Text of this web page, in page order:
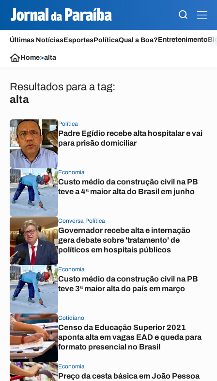
Últimas NotíciasEsportesPolíticaQual a Boa?Entretenimento
Home>alta
Resultados para a tag:
alta
Política
Padre Egídio recebe alta hospitalar e vai
para prisão domiciliar
Economia
Custo médio da construção civil na PB
teve a 4ª maior alta do Brasil em junho
Conversa Política
Governador recebe alta e internação
gera debate sobre 'tratamento' de
políticos em hospitais públicos
Economia
Custo médio da construção civil na PB
teve 3ª maior alta do país em março
Cotidiano
Censo da Educação Superior 2021
aponta alta em vagas EAD e queda para
formato presencial no Brasil
Economia
Preço da cesta básica em João Pessoa